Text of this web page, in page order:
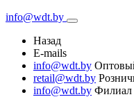
info@wdt.by
Назад
E-mails
info@wdt.by
retail@wdt.by
info@wdt.by Филиал